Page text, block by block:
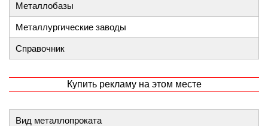
Металлобазы
Металлургические заводы
Справочник
Купить рекламу на этом месте
Вид металлопроката